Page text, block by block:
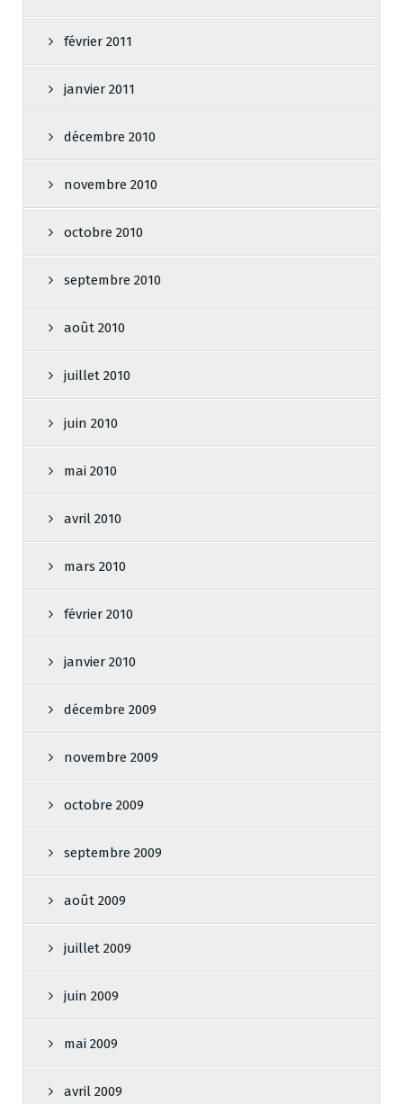
février 2011
janvier 2011
décembre 2010
novembre 2010
octobre 2010
septembre 2010
août 2010
juillet 2010
juin 2010
mai 2010
avril 2010
mars 2010
février 2010
janvier 2010
décembre 2009
novembre 2009
octobre 2009
septembre 2009
août 2009
juillet 2009
juin 2009
mai 2009
avril 2009